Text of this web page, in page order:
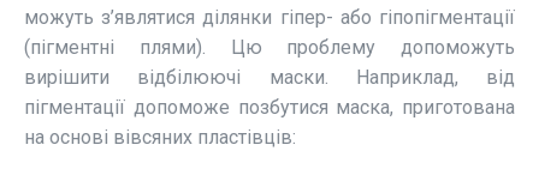
можуть з’являтися ділянки гіпер- або гіпопігментації
(пігментні плями). Цю проблему допоможуть
вирішити відбілюючі маски. Наприклад, від
пігментації допоможе позбутися маска, приготована
на основі вівсяних пластівців: